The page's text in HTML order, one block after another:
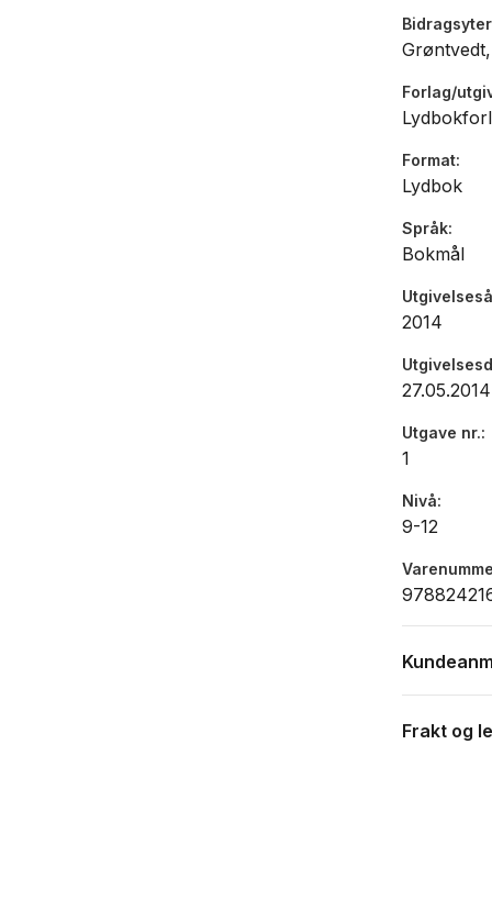
Bidragsyter
Forlag/
Format
Lydbok
Språk
Bokmål
2014
27.05.2014
Utgave nr.
1
Nivå
9-12
Frakt og